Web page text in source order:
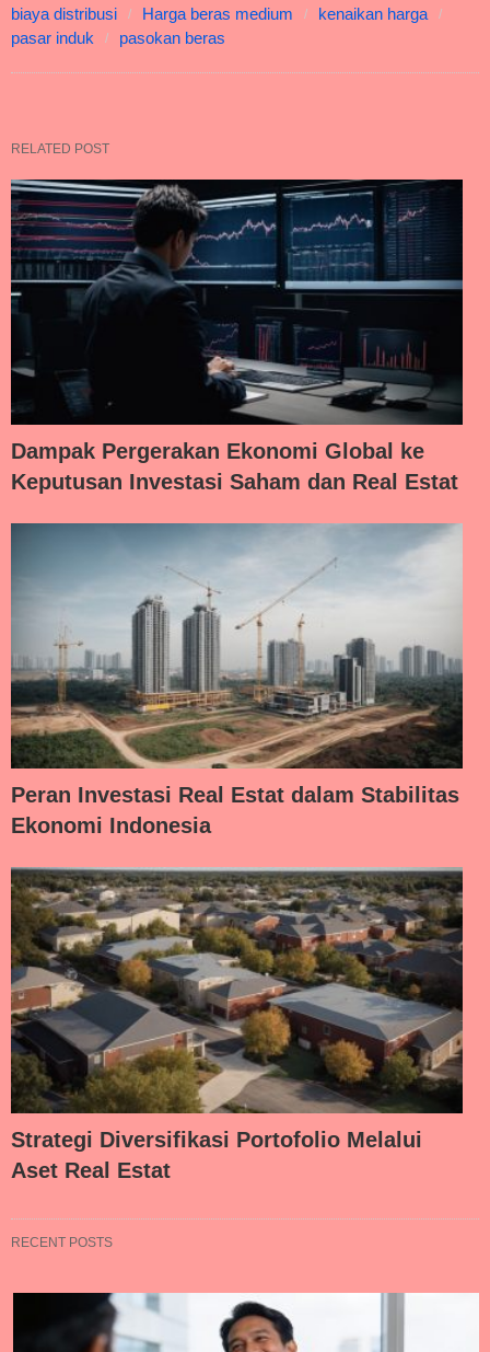
biaya distribusi Harga beras medium
kenaikan harga
pasar induk
pasokan beras
RELATED POST
Dampak Pergerakan Ekonomi Global ke
Keputusan Investasi Saham dan Real Estat
Peran Investasi Real Estat dalam Stabilitas
Ekonomi Indonesia
Strategi Diversifikasi Portofolio Melalui
Aset Real Estat
RECENT POSTS